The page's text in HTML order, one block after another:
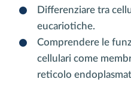
Differenziare tra
eucariotiche.
Comprendere le
cellulari come
reticolo